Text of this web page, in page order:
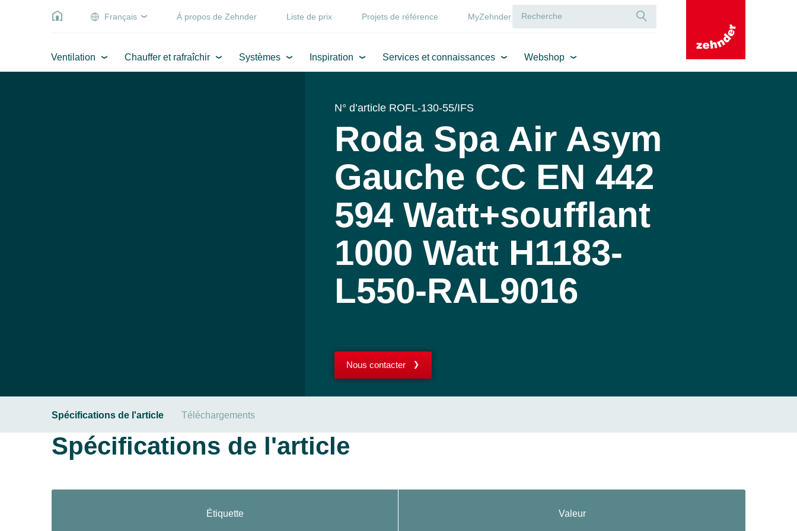
Français Á propos de Zehnder Liste de prix Projets de référence MyZehnder
Ventilation Chauffer et rafraîchir Systèmes Inspiration Services et connaissances Webshop
N° d’article ROFL-130-55/IFS
Roda Spa Air Asym
Gauche CC EN 442
594 Watt+soufflant
1000 Watt H1183-
L550-RAL9016
Nous contacter
Spécifications de l'article Téléchargements
Spécifications de l'article
Étiquette Valeur